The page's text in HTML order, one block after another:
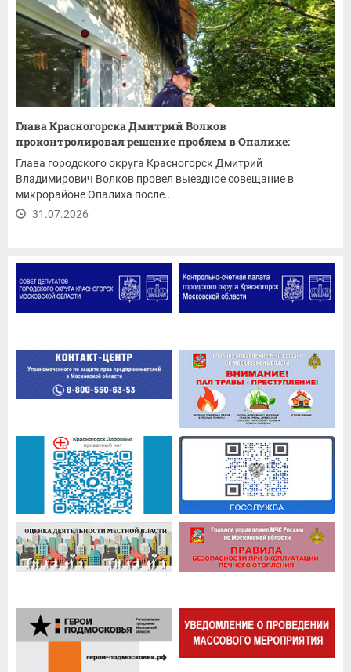
Глава Красногорска Дмитрий Волков
проконтролировал решение проблем в Опалихе:
ремонт...
Глава городского округа Красногорск Дмитрий
Владимирович Волков провел выездное совещание в
микрорайоне Опалиха после...
31.07.2026